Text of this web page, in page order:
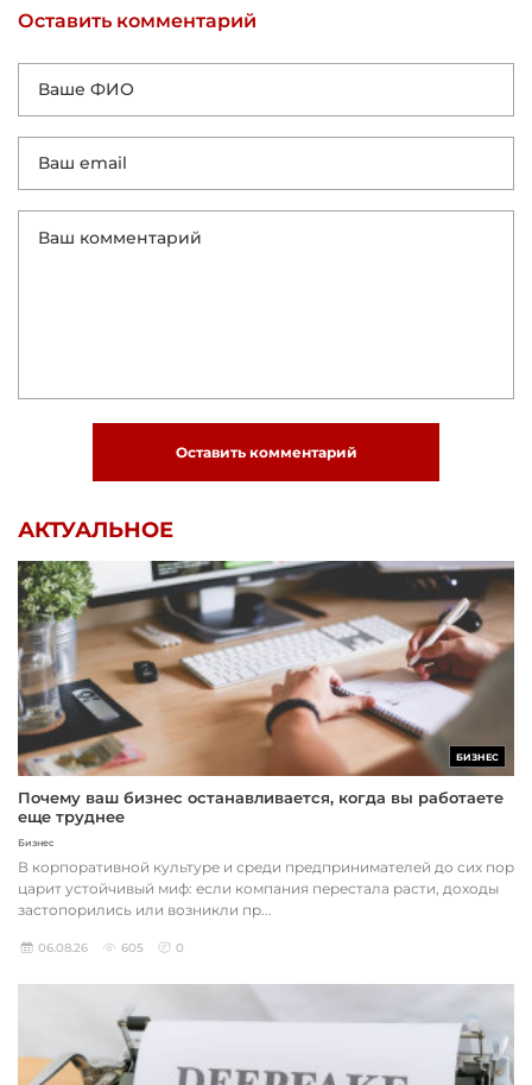
Оставить комментарий
Оставить комментарий
АКТУАЛЬНОЕ
БИЗНЕС
Почему ваш бизнес останавливается, когда вы работаете
еще труднее
Бизнес
В корпоративной культуре и среди предпринимателей до сих пор
царит устойчивый миф: если компания перестала расти, доходы
застопорились или возникли пр...
06.08.26 605 0